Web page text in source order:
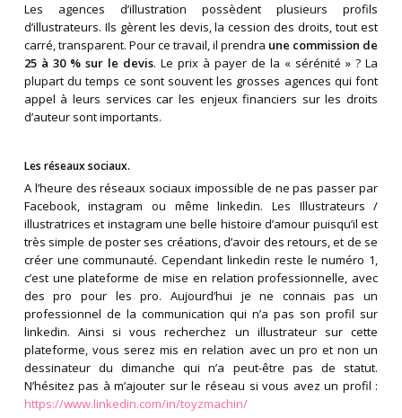
Les agences d’illustration possèdent plusieurs profils
d’illustrateurs. Ils gèrent les devis, la cession des droits, tout est
carré, transparent. Pour ce travail, il prendra une commission de
25 à 30 % sur le devis. Le prix à payer de la « sérénité » ? La
plupart du temps ce sont souvent les grosses agences qui font
appel à leurs services car les enjeux financiers sur les droits
d’auteur sont importants.
Les réseaux sociaux.
A l’heure des réseaux sociaux impossible de ne pas passer par
Facebook, instagram ou même linkedin. Les Illustrateurs /
illustratrices et instagram une belle histoire d’amour puisqu’il est
très simple de poster ses créations, d’avoir des retours, et de se
créer une communauté. Cependant linkedin reste le numéro 1,
c’est une plateforme de mise en relation professionnelle, avec
des pro pour les pro. Aujourd’hui je ne connais pas un
professionnel de la communication qui n’a pas son profil sur
linkedin. Ainsi si vous recherchez un illustrateur sur cette
plateforme, vous serez mis en relation avec un pro et non un
dessinateur du dimanche qui n’a peut-être pas de statut.
N’hésitez pas à m’ajouter sur le réseau si vous avez un profil :
https://www.linkedin.com/in/toyzmachin/